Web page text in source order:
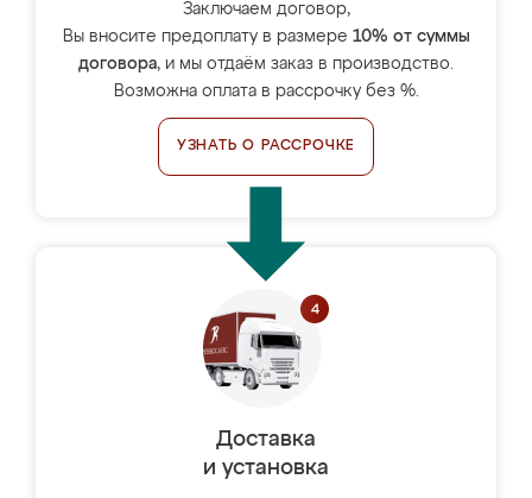
Заключаем договор,
Вы вносите предоплату в размере 10% от суммы
договора, и мы отдаём заказ в производство.
Возможна оплата в рассрочку без %.
УЗНАТЬ О РАССРОЧКЕ
Доставка
и установка